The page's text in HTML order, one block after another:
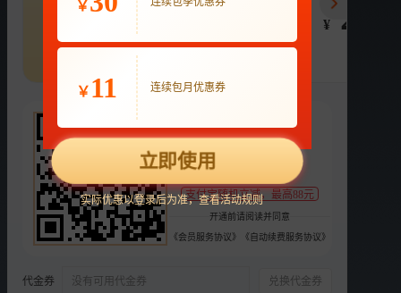
开通VIP会员 免前贴片广告，解锁会员权益
选集 每周五19:30湖南卫视&芒果TV现场直播
2026 2024 当打之年 2018
更多
正片
衍生 纯享版 直拍版
2026-06-04
VIP
首秀
63 22 ¥ 248
¥ 63
支持 扫码支付
支付宝随机立减，最高88元
开通前请阅读并同意
《会员服务协议》 《自动续费服务协议》
代金券 没有可用代金券 兑换代金券
￥
￥ 11 连续包月优惠券
立即使用
实际优惠以登录后为准，查看活动规则